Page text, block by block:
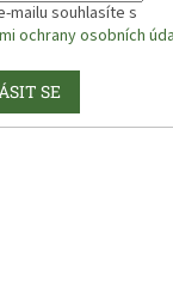
mailu souhlasíte s
ochrany osobních
SE